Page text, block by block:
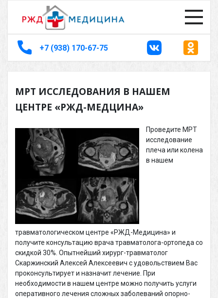
+7 (938) 170-67-75
МРТ ИССЛЕДОВАНИЯ В НАШЕМ
ЦЕНТРЕ «РЖД-МЕДЦИНА»
Проведите МРТ
исследование
плеча или колена
в нашем
травматологическом центре «РЖД-Медицина» и
получите консультацию врача травматолога-ортопеда со
скидкой 30%. Опытнейший хирург-травматолог
Скаржинский Алексей Алексеевич с удовольствием Вас
проконсультирует и назначит лечение. При
необходимости в нашем центре можно получить услуги
оперативного лечения сложных заболеваний опорно-